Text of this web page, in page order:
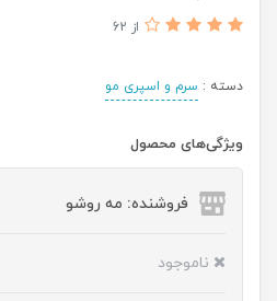
از 62
دسته : سرم و اسپری مو
ویژگی‌های محصول
فروشنده: مه رو‌شو
ناموجود